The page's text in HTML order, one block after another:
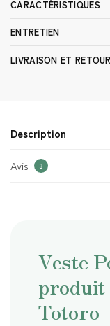
CARACTÉRISTIQUES
ENTRETIEN
LIVRAISON ET RETOUR
Description
Avis 3
Veste
produit
Totoro